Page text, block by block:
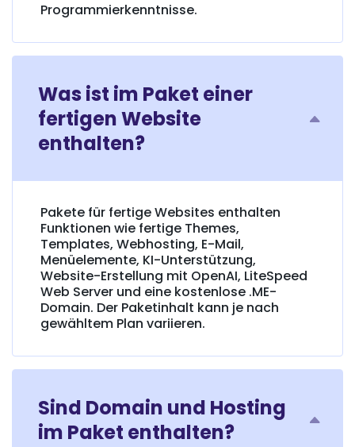
Programmierkenntnisse.
Was ist im Paket einer
fertigen Website
enthalten?
Pakete für fertige Websites enthalten
Funktionen wie fertige Themes,
Templates, Webhosting, E-Mail,
Menüelemente, KI-Unterstützung,
Website-Erstellung mit OpenAI, LiteSpeed
Web Server und eine kostenlose .ME-
Domain. Der Paketinhalt kann je nach
gewähltem Plan variieren.
Sind Domain und Hosting
im Paket enthalten?